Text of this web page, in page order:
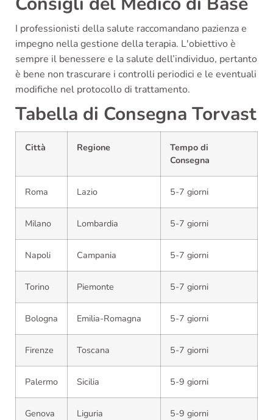
I professionisti della salute raccomandano pazienza e
impegno nella gestione della terapia. L'obiettivo è
sempre il benessere e la salute dell’individuo, pertanto
è bene non trascurare i controlli periodici e le eventuali
modifiche nel protocollo di trattamento.
Tabella di Consegna Torvast
Città Regione
Tempo di
Consegna
Roma Lazio 5-7 giorni
Milano Lombardia 5-7 giorni
Napoli Campania 5-7 giorni
Torino Piemonte 5-7 giorni
Bologna Emilia-Romagna 5-7 giorni
Firenze Toscana 5-7 giorni
Palermo Sicilia 5-9 giorni
Genova Liguria 5-9 giorni